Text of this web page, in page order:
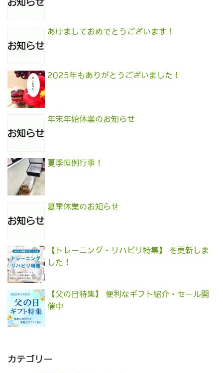
あけましておめでとうございます！
2025年もありがとうございました！
年末年始休業のお知らせ
夏季恒例行事！
夏季休業のお知らせ
【トレーニング・リハビリ特集】 を更新しま
した！
【父の日特集】 便利なギフト紹介・セール開
催中
カテゴリー